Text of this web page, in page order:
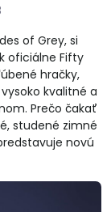
of Grey, si
oficiálne Fifty
hračky,
kvalitné a
Prečo čakať
studené zimné
novú